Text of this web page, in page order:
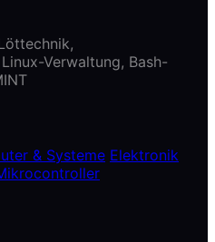
Verwaltung, Bash-
& Systeme Elektronik